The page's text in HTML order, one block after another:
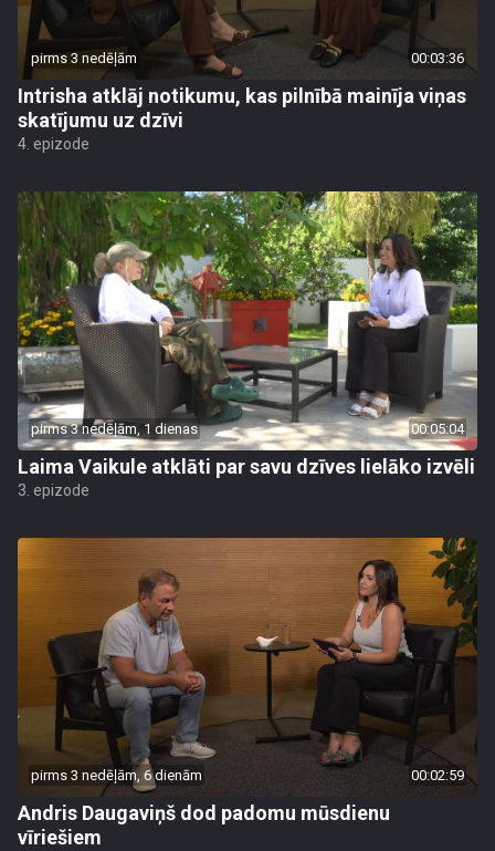
pirms 3 nedēļām 00:03:36
Intrisha atklāj notikumu, kas pilnībā mainīja viņas
skatījumu uz dzīvi
4. epizode
pirms 3 nedēļām, 1 dienas 00:05:04
Laima Vaikule atklāti par savu dzīves lielāko izvēli
3. epizode
pirms 3 nedēļām, 6 dienām 00:02:59
Andris Daugaviņš dod padomu mūsdienu
vīriešiem